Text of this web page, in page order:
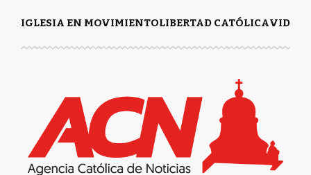
IGLESIA EN MOVIMIENTOLIBERTAD CATÓLICAVIDA